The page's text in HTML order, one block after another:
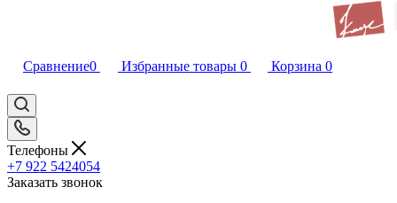
Сравнение0 Избранные товары 0 Корзина 0
Телефоны
+7 922 5424054
Заказать звонок